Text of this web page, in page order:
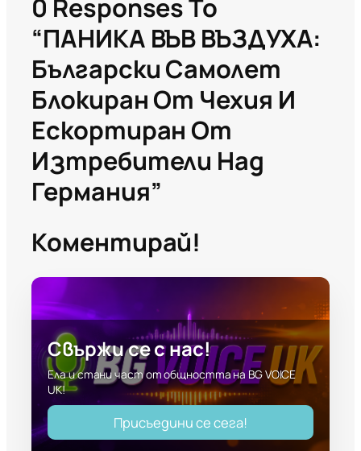
0 Responses To
“ПАНИКА ВЪВ ВЪЗДУХА:
Български Самолет
Блокиран От Чехия И
Ескортиран От
Изтребители Над
Германия”
Коментирай!
Свържи се с нас!
Ела и стани част от общността на BG VOICE
UK!
Присъедини се сега!